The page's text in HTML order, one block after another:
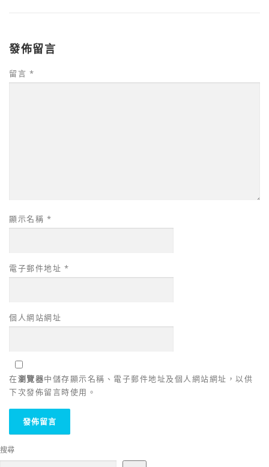
發佈留言
留言 *
顯示名稱 *
電子郵件地址 *
個人網站網址
在瀏覽器中儲存顯示名稱、電子郵件地址及個人網站網址，以供
下次發佈留言時使用。
搜尋